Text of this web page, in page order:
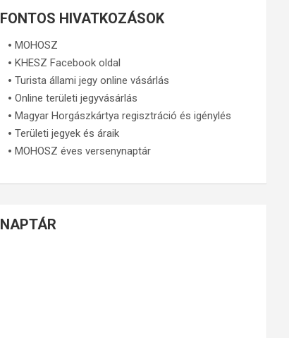
FONTOS HIVATKOZÁSOK
🞄MOHOSZ
🞄KHESZ Facebook oldal
🞄Turista állami jegy online vásárlás
🞄Online területi jegyvásárlás
🞄Magyar Horgászkártya regisztráció és igénylés
🞄Területi jegyek és áraik
🞄MOHOSZ éves versenynaptár
NAPTÁR